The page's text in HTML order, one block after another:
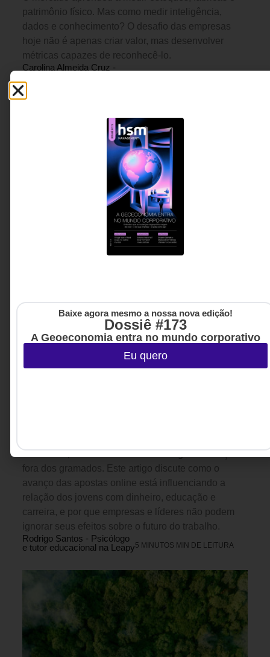
patrimônio físico. Mas como medir inteligência,
dados e conhecimento? O desafio das empresas
hoje não é apenas criar valor, mas desenvolver
métricas capazes de reconhecê-lo.
Carolina Almeida Cruz -
MORE
brasileiros, outro fenômeno também ganhou força
fora dos gramados. Este artigo discute como o
avanço das apostas online está influenciando a
relação dos jovens com dinheiro, educação e
carreira, e por que empresas e líderes não podem
ignorar seus efeitos sobre o futuro do trabalho.
Rodrigo Santos - Psicólogo
e tutor educacional na Leapy5 MINUTOS MIN DE LEITURA
Baixe agora mesmo a nossa nova edição!
Dossiê #173
A Geoeconomia entra no mundo corporativo
Eu quero